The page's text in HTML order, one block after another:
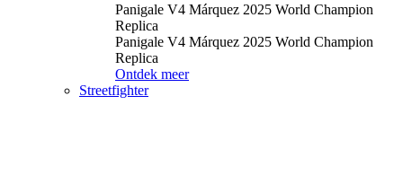
Panigale V4 Márquez 2025 World Champion
Replica
Panigale V4 Márquez 2025 World Champion
Replica
Ontdek meer
Streetfighter